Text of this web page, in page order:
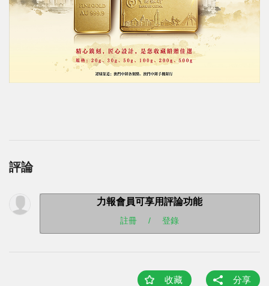
評論
力報會員可享用評論功能
註冊 / 登錄
收藏 分享